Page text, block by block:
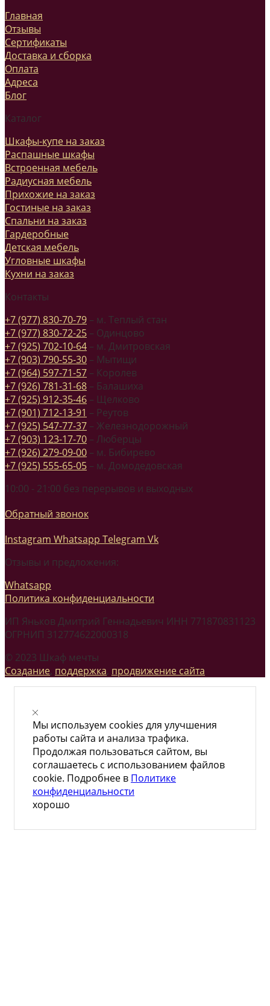
Главная
Отзывы
Сертификаты
Доставка и сборка
Оплата
Адреса
Блог
Каталог
Шкафы-купе на заказ
Распашные шкафы
Встроенная мебель
Радиусная мебель
Прихожие на заказ
Гостиные на заказ
Спальни на заказ
Гардеробные
Детская мебель
Угловные шкафы
Кухни на заказ
Контакты
+7 (977) 830-70-79 – м. Теплый стан
+7 (977) 830-72-25 – Одинцово
+7 (925) 702-10-64 – м. Дмитровская
+7 (903) 790-55-30 – Мытищи
+7 (964) 597-71-57 – Королев
+7 (926) 781-31-68 – Балашиха
+7 (925) 912-35-46 – Щелково
+7 (901) 712-13-91 – Реутов
+7 (925) 547-77-37 – Железнодорожный
+7 (903) 123-17-70 – Люберцы
+7 (926) 279-09-00 – м. Бибирево
+7 (925) 555-65-05 – м. Домодедовская
10:00 - 21:00 без перерывов и выходных
Обратный звонок
Instagram Whatsapp Telegram Vk
Отзывы и предложения:
Whatsapp
Политика конфиденциальности
ИП Яньков Дмитрий Геннадьевич ИНН 771870831123
ОГРНИП 312774622000318
© 2023 Шкаф мечты
Создание, поддержка, продвижение сайта
Мы используем cookies для улучшения
работы сайта и анализа трафика.
Продолжая пользоваться сайтом, вы
соглашаетесь с использованием файлов
cookie. Подробнее в Политике
конфиденциальности
хорошо